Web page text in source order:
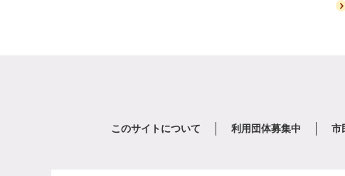
このサイトについて 利用団体募集中 市